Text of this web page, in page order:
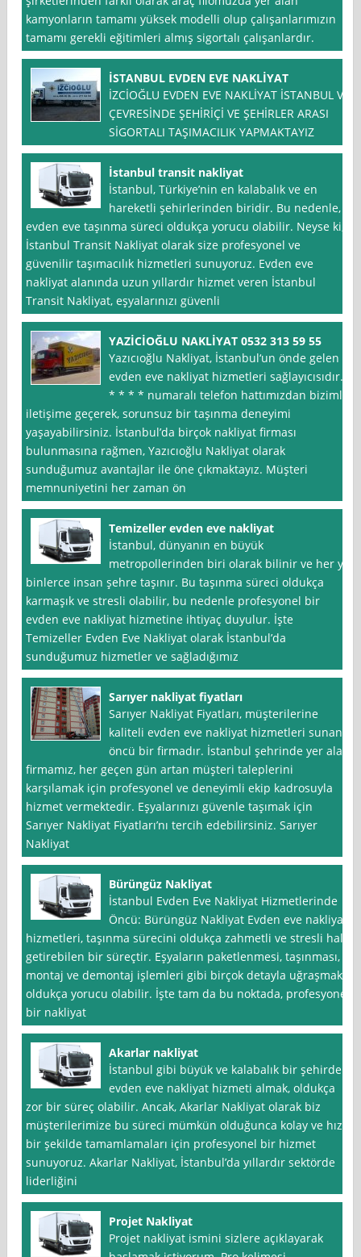
kamyonların tamamı yüksek modelli olup çalışanlarımızın
tamamı gerekli eğitimleri almış sigortalı çalışanlardır.
İSTANBUL EVDEN EVE NAKLİYAT
İZCİOĞLU EVDEN EVE NAKLİYAT İSTANBUL VE
ÇEVRESİNDE ŞEHİRİÇİ VE ŞEHİRLER ARASI
SİGORTALI TAŞIMACILIK YAPMAKTAYIZ
İstanbul transit nakliyat
İstanbul, Türkiye’nin en kalabalık ve en
hareketli şehirlerinden biridir. Bu nedenle,
evden eve taşınma süreci oldukça yorucu olabilir. Neyse ki,
İstanbul Transit Nakliyat olarak size profesyonel ve
güvenilir taşımacılık hizmetleri sunuyoruz. Evden eve
nakliyat alanında uzun yıllardır hizmet veren İstanbul
Transit Nakliyat, eşyalarınızı güvenli
YAZİCİOĞLU NAKLİYAT 0532 313 59 55
Yazıcıoğlu Nakliyat, İstanbul‘un önde gelen
evden eve nakliyat hizmetleri sağlayıcısıdır.
* * * * numaralı telefon hattımızdan bizimle
iletişime geçerek, sorunsuz bir taşınma deneyimi
yaşayabilirsiniz. İstanbul’da birçok nakliyat firması
bulunmasına rağmen, Yazıcıoğlu Nakliyat olarak
sunduğumuz avantajlar ile öne çıkmaktayız. Müşteri
memnuniyetini her zaman ön
Temizeller evden eve nakliyat
İstanbul, dünyanın en büyük
metropollerinden biri olarak bilinir ve her yıl
binlerce insan şehre taşınır. Bu taşınma süreci oldukça
karmaşık ve stresli olabilir, bu nedenle profesyonel bir
evden eve nakliyat hizmetine ihtiyaç duyulur. İşte
Temizeller Evden Eve Nakliyat olarak İstanbul’da
sunduğumuz hizmetler ve sağladığımız
Sarıyer nakliyat fiyatları
Sarıyer Nakliyat Fiyatları, müşterilerine
kaliteli evden eve nakliyat hizmetleri sunan
öncü bir firmadır. İstanbul şehrinde yer alan
firmamız, her geçen gün artan müşteri taleplerini
karşılamak için profesyonel ve deneyimli ekip kadrosuyla
hizmet vermektedir. Eşyalarınızı güvenle taşımak için
Sarıyer Nakliyat Fiyatları’nı tercih edebilirsiniz. Sarıyer
Nakliyat
Bürüngüz Nakliyat
İstanbul Evden Eve Nakliyat Hizmetlerinde
Öncü: Bürüngüz Nakliyat Evden eve nakliyat
hizmetleri, taşınma sürecini oldukça zahmetli ve stresli hale
getirebilen bir süreçtir. Eşyaların paketlenmesi, taşınması,
montaj ve demontaj işlemleri gibi birçok detayla uğraşmak
oldukça yorucu olabilir. İşte tam da bu noktada, profesyonel
bir nakliyat
Akarlar nakliyat
İstanbul gibi büyük ve kalabalık bir şehirde
evden eve nakliyat hizmeti almak, oldukça
zor bir süreç olabilir. Ancak, Akarlar Nakliyat olarak biz
müşterilerimize bu süreci mümkün olduğunca kolay ve hızlı
bir şekilde tamamlamaları için profesyonel bir hizmet
sunuyoruz. Akarlar Nakliyat, İstanbul’da yıllardır sektörde
liderliğini
Projet Nakliyat
Projet nakliyat ismini sizlere açıklayarak